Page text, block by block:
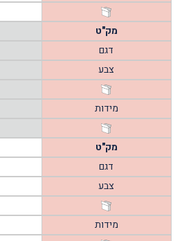
מק"ט
דגם
צבע
מידות
מק"ט
דגם
צבע
מידות